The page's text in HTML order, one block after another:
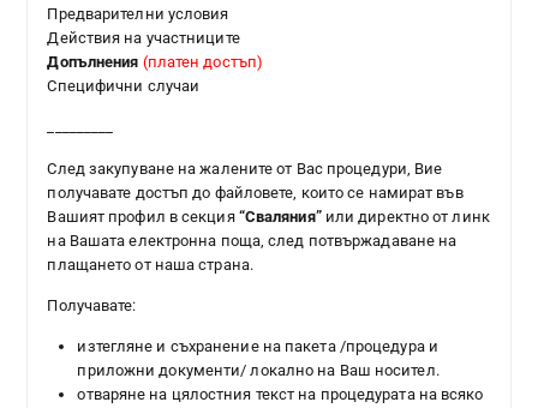
Предварителни условия
Действия на участниците
Допълнения (платен достъп)
Специфични случаи
След закупуване на жалените от Вас процедури, Вие
получавате достъп до файловете, които се намират във
Вашият профил в секция “Сваляния” или директно от линк
на Вашата електронна поща, след потвържадаване на
плащането от наша страна.
Получавате:
изтегляне и съхранение на пакета /процедура и
приложни документи/ локално на Ваш носител.
отваряне на цялостния текст на процедурата на всяко